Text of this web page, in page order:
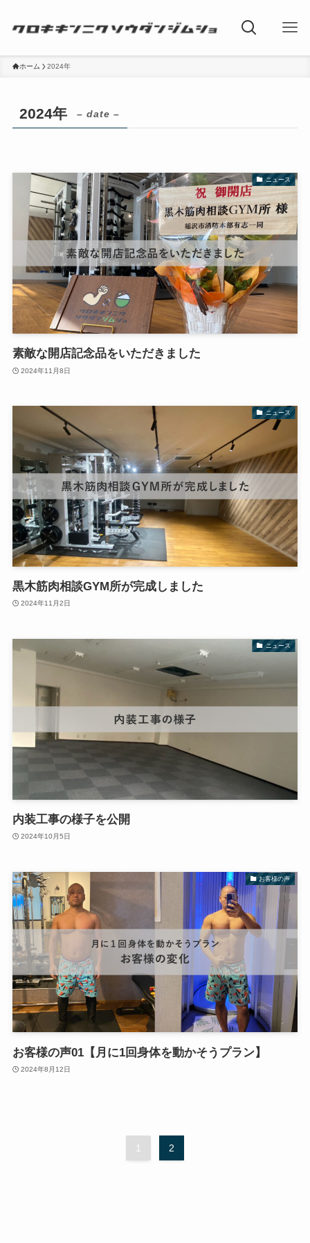
ホーム 2024年
2024年 – date –
ニュース
素敵な開店記念品をいただきました
2024年11月8日
ニュース
黒木筋肉相談GYM所が完成しました
2024年11月2日
ニュース
内装工事の様子を公開
2024年10月5日
お客様の声
お客様の声01【月に1回身体を動かそうプラン】
2024年8月12日
1 2